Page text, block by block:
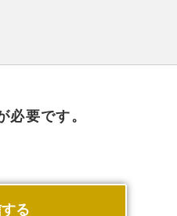
要です。